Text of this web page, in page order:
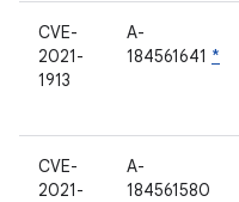
CVE-
2021-
1913
A-
184561641 *
CVE-
2021-
A-
184561580